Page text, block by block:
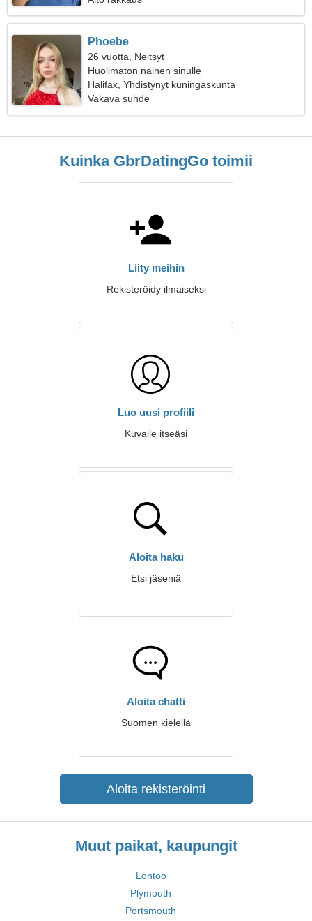
Phoebe
26 vuotta, Neitsyt
Huolimaton nainen sinulle
Halifax, Yhdistynyt kuningaskunta
Vakava suhde
Kuinka GbrDatingGo toimii
Liity meihin
Rekisteröidy ilmaiseksi
Luo uusi profiili
Kuvaile itseäsi
Aloita haku
Etsi jäseniä
Aloita chatti
Suomen kielellä
Aloita rekisteröinti
Muut paikat, kaupungit
Lontoo
Plymouth
Portsmouth